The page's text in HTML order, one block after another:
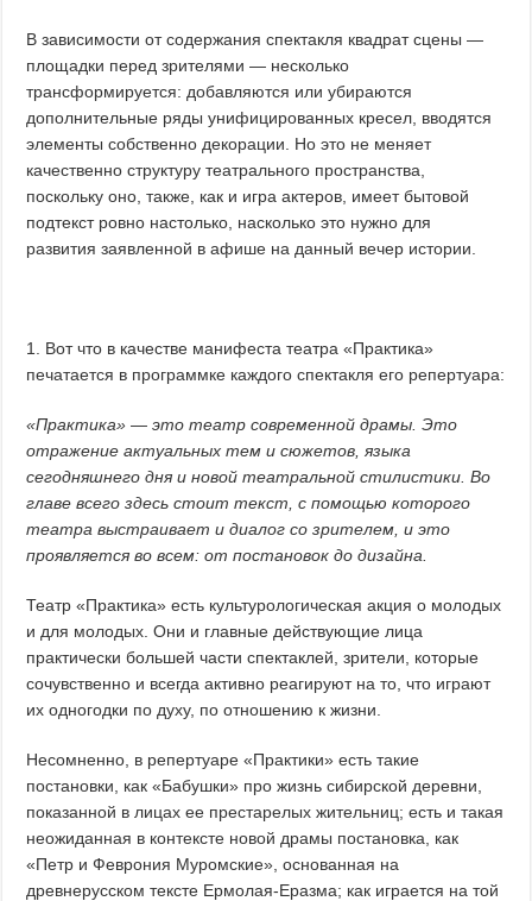
В зависимости от содержания спектакля квадрат сцены —
площадки перед зрителями — несколько
трансформируется: добавляются или убираются
дополнительные ряды унифицированных кресел, вводятся
элементы собственно декорации. Но это не меняет
качественно структуру театрального пространства,
поскольку оно, также, как и игра актеров, имеет бытовой
подтекст ровно настолько, насколько это нужно для
развития заявленной в афише на данный вечер истории.
1. Вот что в качестве манифеста театра «Практика»
печатается в программке каждого спектакля его репертуара:
«Практика»— это театр современной драмы. Это
отражение актуальных тем и сюжетов, языка
сегодняшнего дня и новой театральной стилистики. Во
главе всего здесь стоит текст, с помощью которого
театра выстраивает и диалог со зрителем, и это
проявляется во всем: от постановок до дизайна.
Театр «Практика» есть культурологическая акция о молодых
и для молодых. Они и главные действующие лица
практически большей части спектаклей, зрители, которые
сочувственно и всегда активно реагируют на то, что играют
их одногодки по духу, по отношению к жизни.
Несомненно, в репертуаре «Практики» есть такие
постановки, как «Бабушки» про жизнь сибирской деревни,
показанной в лицах ее престарелых жительниц; есть и такая
неожиданная в контексте новой драмы постановка, как
«Петр и Феврония Муромские», основанная на
древнерусском тексте Ермолая-Еразма; как играется на той